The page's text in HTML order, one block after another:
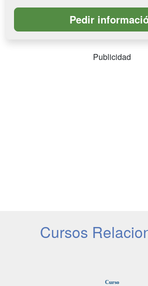
Publicidad
Cursos
Curso